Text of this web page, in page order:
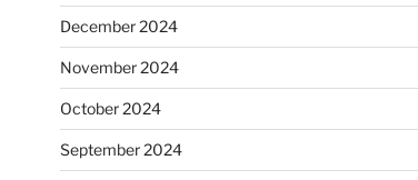
December 2024
November 2024
October 2024
September 2024